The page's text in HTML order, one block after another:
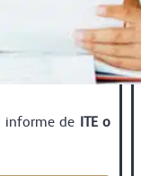
informe de ITE o